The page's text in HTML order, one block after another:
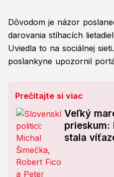
Dôvodom je názor
darovania stíhacích
Uviedla to na sociálnej
poslankyne upozornil
Prečítajte si viac
Veľký
prieskum:
stala